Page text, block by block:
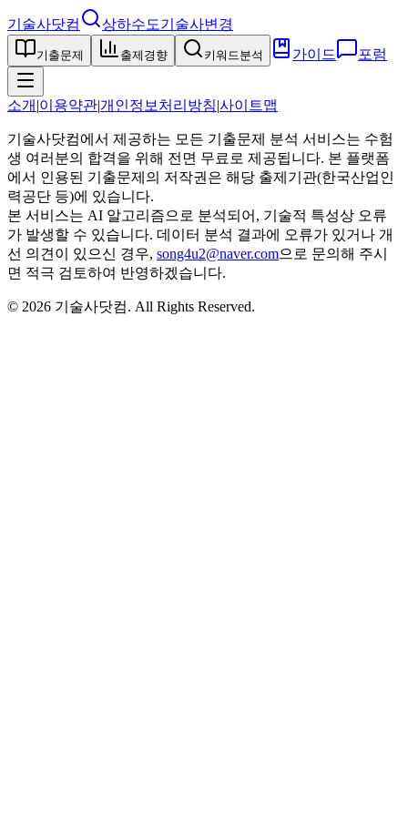
기술사닷컴 상하수도기술사변경
기출문제 출제경향 키워드분석 가이드 포럼
소개 |이용약관|개인정보처리방침|사이트맵
기술사닷컴에서 제공하는 모든 기출문제 분석 서비스는 수험
생 여러분의 합격을 위해 전면 무료로 제공됩니다. 본 플랫폼
에서 인용된 기출문제의 저작권은 해당 출제기관(한국산업인
력공단 등)에 있습니다.
본 서비스는 AI 알고리즘으로 분석되어, 기술적 특성상 오류
가 발생할 수 있습니다. 데이터 분석 결과에 오류가 있거나 개
선 의견이 있으신 경우, song4u2@naver.com으로 문의해 주시
면 적극 검토하여 반영하겠습니다.
© 2026 기술사닷컴. All Rights Reserved.